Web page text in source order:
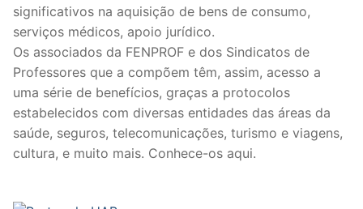
1º CICLO
2º/3º CEB / SECUNDÁRIO
ENSINO ARTÍSTICO
EDUCAÇÃO ESPECIAL
PARTICULAR / IPSS / MISERICÓRDIAS
significativos na aquisição de bens de consumo,
serviços médicos, apoio jurídico.
Os associados da FENPROF e dos Sindicatos de
Professores que a compõem têm, assim, acesso a
uma série de benefícios, graças a protocolos
estabelecidos com diversas entidades das áreas da
saúde, seguros, telecomunicações, turismo e viagens,
cultura, e muito mais. Conhece-os aqui.